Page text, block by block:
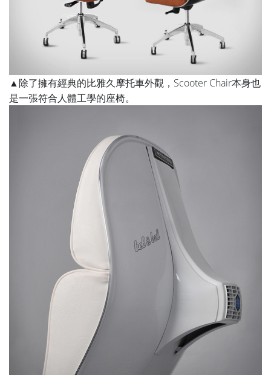
▲除了擁有經典的比雅久摩托車外觀，Scooter Chair本身也
是一張符合人體工學的座椅。